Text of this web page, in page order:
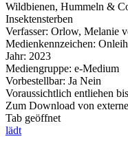
Wildbienen, Hummeln &
Insektensterben
Verfasser: Orlow, Melanie
Medienkennzeichen:
Jahr: 2023
Mediengruppe: e-Medium
Vorbestellbar: Ja Nein
Voraussichtlich entliehen
Zum Download von
Tab geöffnet
lädt